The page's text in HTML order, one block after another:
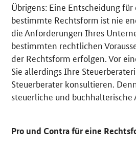
Übrigens: Eine Entscheidung
bestimmte Rechtsform ist nie
die Anforderungen Ihres
bestimmten rechtlichen
der Rechtsform erfolgen. Vor
Sie allerdings Ihre
Steuerberater konsultieren.
steuerliche und buchhalterische
Pro und Contra für eine